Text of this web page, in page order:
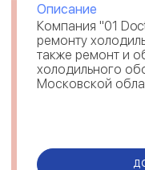
Описание
Компания "01
ремонту
также ремонт и
холодильного
Московской